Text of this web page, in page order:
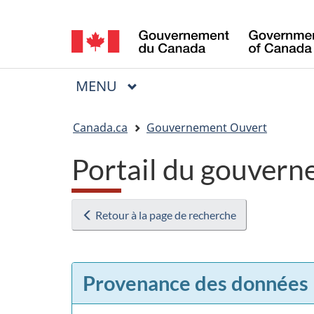
de
la
langue
Menu
MENU PRINCIPAL
Canada.ca Gouvernement Ouvert
Portail du
Retour à la page de recherche
Provenance des données